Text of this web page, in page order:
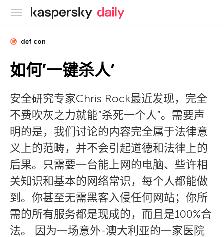
卡巴斯基官方博客
def con
如何’一键杀人’
安全研究专家Chris Rock最近发现，完全
不费吹灰之力就能”杀死一个人”。需要声
明的是，我们讨论的内容完全属于法律意
义上的范畴，并不会引起道德和法律上的
后果。只需要一台能上网的电脑、些许相
关知识和基本的网络常识，每个人都能做
到。你甚至无需黑客入侵任何网站；你所
需的所有服务都是现成的，而且是100%合
法。 因为一场意外-澳大利亚的一家医院